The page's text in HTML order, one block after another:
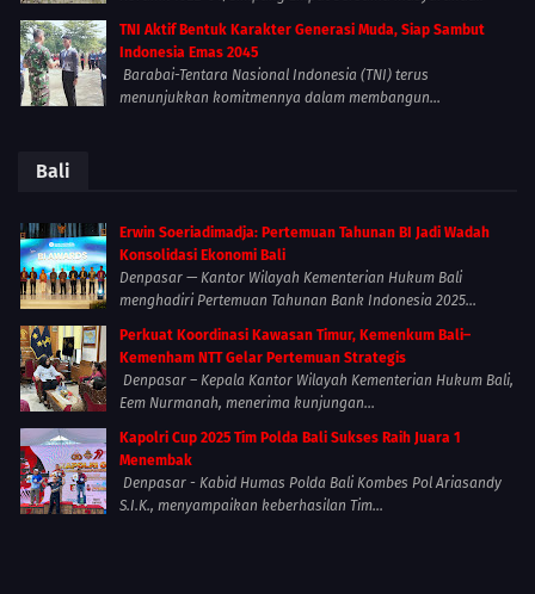
TNI Aktif Bentuk Karakter Generasi Muda, Siap Sambut
Indonesia Emas 2045
Barabai-Tentara Nasional Indonesia (TNI) terus
menunjukkan komitmennya dalam membangun...
Bali
Erwin Soeriadimadja: Pertemuan Tahunan BI Jadi Wadah
Konsolidasi Ekonomi Bali
Denpasar — Kantor Wilayah Kementerian Hukum Bali
menghadiri Pertemuan Tahunan Bank Indonesia 2025...
Perkuat Koordinasi Kawasan Timur, Kemenkum Bali–
Kemenham NTT Gelar Pertemuan Strategis
Denpasar – Kepala Kantor Wilayah Kementerian Hukum Bali,
Eem Nurmanah, menerima kunjungan...
Kapolri Cup 2025 Tim Polda Bali Sukses Raih Juara 1
Menembak
Denpasar - Kabid Humas Polda Bali Kombes Pol Ariasandy
S.I.K., menyampaikan keberhasilan Tim...